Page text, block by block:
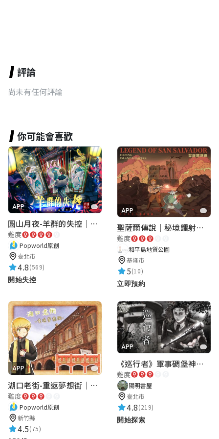
評論
尚未有任何評論
你可能會喜歡
APP
圓山月夜-羊群的失控｜圓山飯店 ARG實境解謎遊戲
難度
Popworld原創
臺北市
4.8(569)
開始失控
APP
聖薩爾傳說｜秘境鐳射激戰
難度
和平島地質公園
基隆市
5(10)
立即預約
APP
湖口老街-重返夢想街｜新竹老街城市解謎
難度
Popworld原創
新竹縣
4.5(75)
APP
《巡行者》軍事碉堡神秘探索｜陽明書屋實境遊戲
難度
陽明書屋
臺北市
4.8(219)
開始探索